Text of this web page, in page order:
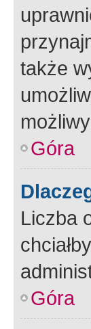
także
Góra
Liczba
Góra